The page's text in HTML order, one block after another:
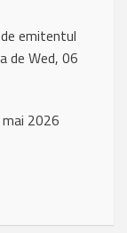
emitentul
de Wed, 06
2026